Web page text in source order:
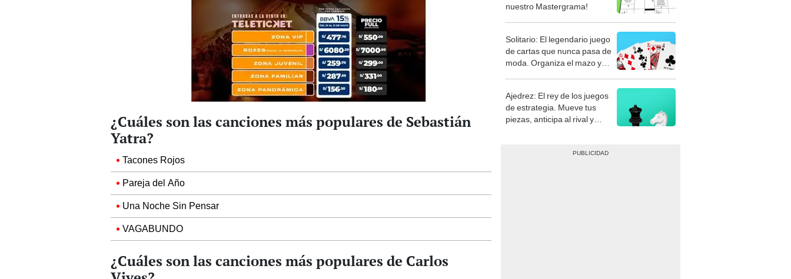
¿Cuáles son las canciones más populares de Sebastián
Yatra?
Tacones Rojos
Pareja del Año
Una Noche Sin Pensar
VAGABUNDO
¿Cuáles son las canciones más populares de Carlos
nuestro Mastergrama!
Solitario: El legendario juego
de cartas que nunca pasa de
moda. Organiza el mazo y
Ajedrez: El rey de los juegos
de estrategia. Mueve tus
piezas, anticipa al rival y